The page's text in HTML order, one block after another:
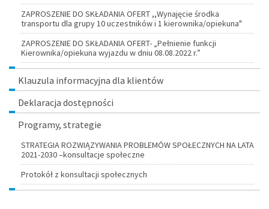
ZAPROSZENIE DO SKŁADANIA OFERT ,,Wynajęcie środka
transportu dla grupy 10 uczestników i 1 kierownika/opiekuna"
ZAPROSZENIE DO SKŁADANIA OFERT- „Pełnienie funkcji
Kierownika/opiekuna wyjazdu w dniu 08.08.2022 r.”
Klauzula informacyjna dla klientów
Deklaracja dostępności
Programy, strategie
STRATEGIA ROZWIĄZYWANIA PROBLEMÓW SPOŁECZNYCH NA LATA
2021-2030 –konsultacje społeczne
Protokół z konsultacji społecznych